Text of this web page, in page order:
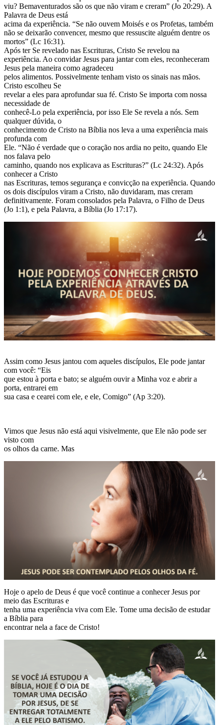
viu? Bemaventurados são os que não viram e creram” (Jo 20:29). A
Palavra de Deus está
acima da experiência. “Se não ouvem Moisés e os Profetas, também
não se deixarão convencer, mesmo que ressuscite alguém dentre os
mortos” (Lc 16:31).
Após ter Se revelado nas Escrituras, Cristo Se revelou na
experiência. Ao convidar Jesus para jantar com eles, reconheceram
Jesus pela maneira como agradeceu
pelos alimentos. Possivelmente tenham visto os sinais nas mãos.
Cristo escolheu Se
revelar a eles para aprofundar sua fé. Cristo Se importa com nossa
necessidade de
conhecê-Lo pela experiência, por isso Ele Se revela a nós. Sem
qualquer dúvida, o
conhecimento de Cristo na Bíblia nos leva a uma experiência mais
profunda com
Ele. “Não é verdade que o coração nos ardia no peito, quando Ele
nos falava pelo
caminho, quando nos explicava as Escrituras?” (Lc 24:32). Após
conhecer a Cristo
nas Escrituras, temos segurança e convicção na experiência. Quando
os dois discípulos viram a Cristo, não duvidaram, mas creram
definitivamente. Foram consolados pela Palavra, o Filho de Deus
(Jo 1:1), e pela Palavra, a Bíblia (Jo 17:17).
Assim como Jesus jantou com aqueles discípulos, Ele pode jantar
com você: “Eis
que estou à porta e bato; se alguém ouvir a Minha voz e abrir a
porta, entrarei em
sua casa e cearei com ele, e ele, Comigo” (Ap 3:20).
Vimos que Jesus não está aqui visivelmente, que Ele não pode ser
visto com
os olhos da carne. Mas
Hoje o apelo de Deus é que você continue a conhecer Jesus por
meio das Escrituras e
tenha uma experiência viva com Ele. Tome uma decisão de estudar
a Bíblia para
encontrar nela a face de Cristo!